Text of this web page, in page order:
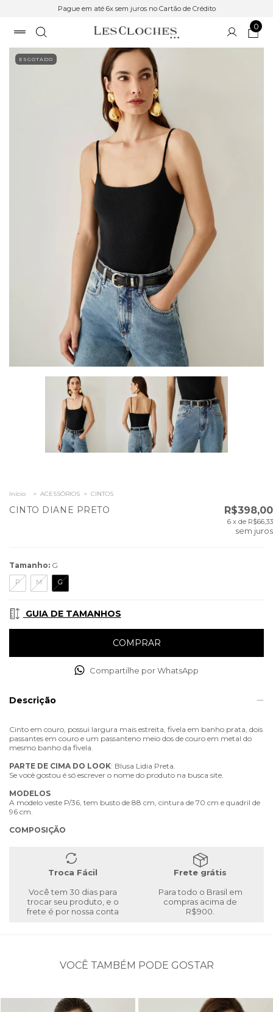
Pague em até 6x sem juros no Cartão de Crédito
0
ESGOTADO
Início > ACESSÓRIOS > CINTOS
CINTO DIANE PRETO R$398,00
6 x de R$66,33
sem juros
Tamanho: G
P M G
GUIA DE TAMANHOS
Compartilhe por WhatsApp
Descrição
Cinto em couro, possui largura mais estreita, fivela em banho prata, dois
passantes em couro e um passanteno meio dos de couro em metal do
mesmo banho da fivela.
PARTE DE CIMA DO LOOK: Blusa Lidia Preta.
Se você gostou é só escrever o nome do produto na busca site.
MODELOS
A modelo veste P/36, tem busto de 88 cm, cintura de 70 cm e quadril de
96 cm.
COMPOSIÇÃO
Troca Fácil
Você tem 30 dias para
trocar seu produto, e o
frete é por nossa conta
Frete grátis
Para todo o Brasil em
compras acima de
R$900.
VOCÊ TAMBÉM PODE GOSTAR